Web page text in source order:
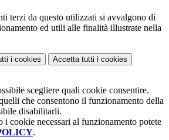
terzi da questo utilizzati si avvalgono di
ed utili alle finalità illustrate nella
i cookies Accetta tutti i cookies
scegliere quali cookie consentire.
che consentono il funzionamento della
disabilitarli.
i cookie necessari al funzionamento potete
.